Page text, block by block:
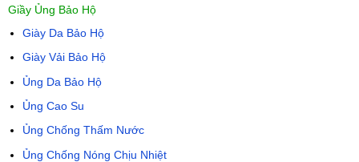
Giầy Ủng Bảo Hộ
Giày Da Bảo Hộ
Giày Vải Bảo Hộ
Ủng Da Bảo Hộ
Ủng Cao Su
Ủng Chống Thấm Nước
Ủng Chống Nóng Chịu Nhiệt